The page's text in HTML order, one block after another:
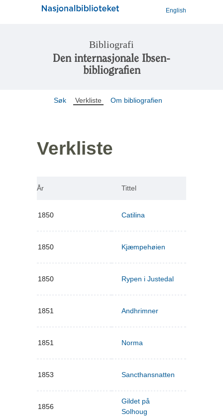
English
Bibliografi
Den internasjonale Ibsen-
bibliografien
Søk Verkliste Om bibliografien
Verkliste
År Tittel
1850 Catilina
1850 Kjæmpehøien
1850 Rypen i Justedal
1851 Andhrimner
1851 Norma
1853 Sancthansnatten
1856
Gildet på
Solhoug